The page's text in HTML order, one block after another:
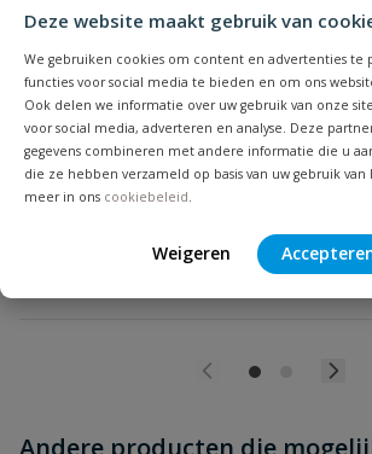
Deze website maakt gebruik van
We gebruiken cookies om content en advertenties te
functies voor social media te bieden en om ons
Ook delen we informatie over uw gebruik van onze
voor social media, adverteren en analyse. Deze
gegevens combineren met andere informatie die u
die ze hebben verzameld op basis van uw gebruik van
meer in ons cookiebeleid.
Weigeren
Beoordeling versturen
Thermometer
Geschikt voor cv-installaties ½" achter.
Op voorraad
Andere producten die